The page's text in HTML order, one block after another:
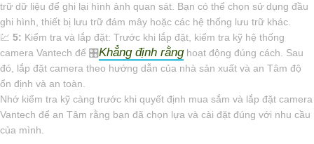
trữ dữ liệu để ghi lại hình ảnh quan sát. Bạn có thể chọn sử dụng đầu
ghi hình, thiết bị lưu trữ đám mây hoặc các hệ thống lưu trữ khác.
💹 5: Kiểm tra và lắp đặt: Trước khi lắp đặt, kiểm tra kỹ hệ thống
camera Vantech để 🎛Khẳng định rằnghoạt động đúng cách. Sau
đó, lắp đặt camera theo hướng dẫn của nhà sản xuất và an Tâm độ
ổn định và an toàn.
Nhớ kiểm tra kỹ càng trước khi quyết định mua sắm và lắp đặt camera
Vantech để an Tâm rằng bạn đã chọn lựa và cài đặt đúng với nhu cầu
của mình.